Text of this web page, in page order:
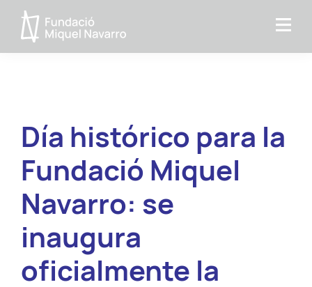
Saltar
la
Saltar
contenido
Fundacio
Día histórico para la
Fundació Miquel
Navarro: se
inaugura
oficialmente la